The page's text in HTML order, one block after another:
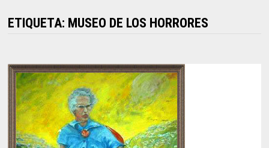
ETIQUETA: MUSEO DE LOS HORRORES